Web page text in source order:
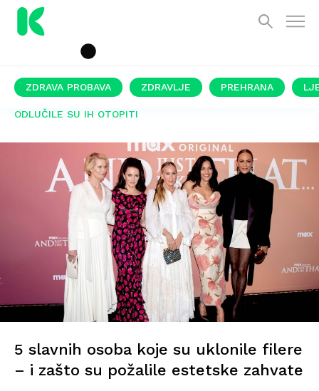
ZDRAVA PROBAVA ZDRAVLJE PREHRANA
ODLUČILE SU IH OTOPITI
5 slavnih osoba koje su uklonile filere
– i zašto su požalile estetske zahvate